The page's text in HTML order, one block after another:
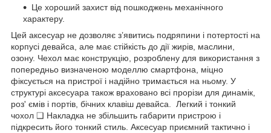
Це хороший захист від пошкоджень механічного
характеру.
Цей аксесуар не дозволяє з’явитись подряпини і потертості на
корпусі девайса, але має стійкість до дії жирів, маслини,
озону. Чехол має конструкцію, розроблену для використання з
попередньо визначеною моделлю смартфона, міцно
фіксується на пристрої і надійно тримається на ньому. У
структурі аксесуара також враховано всі прорізи для динамік,
роз' ємів і портів, бічних клавіш девайса. Легкий і тонкий
чохол ❑ Накладка не збільшить габарити пристрою і
підкресить його тонкий стиль. Аксесуар приємний тактично і